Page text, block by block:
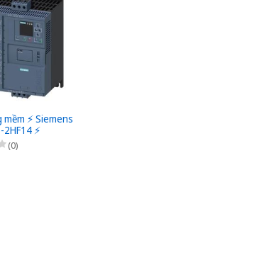
⚡️ Siemens
⚡️
(0)